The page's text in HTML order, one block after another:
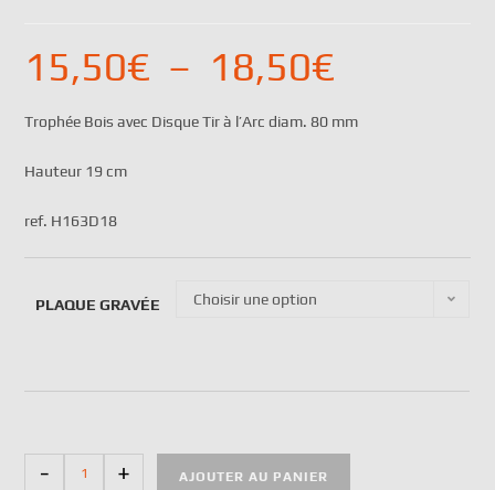
15,50€ – 18,50€
Trophée Bois avec Disque Tir à l’Arc diam. 80 mm
Hauteur 19 cm
ref. H163D18
PLAQUE GRAVÉE Choisir une option
- + AJOUTER AU PANIER